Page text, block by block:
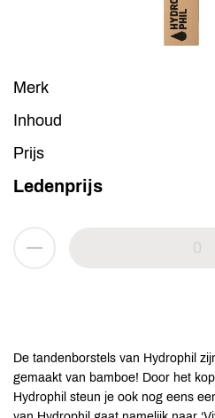
Merk
Inhoud
Prijs
Ledenprijs
De tandenborstels van Hydrophil
gemaakt van bamboe! Door het
Hydrophil steun je ook nog eens